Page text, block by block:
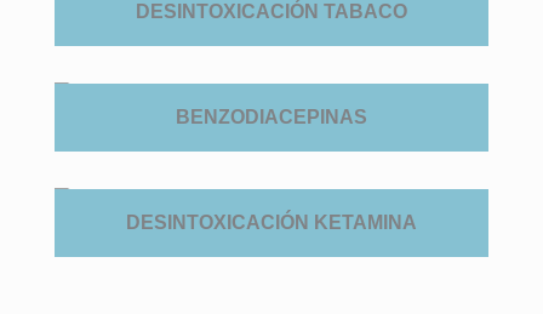
DESINTOXICACIÓN TABACO
BENZODIACEPINAS
DESINTOXICACIÓN KETAMINA